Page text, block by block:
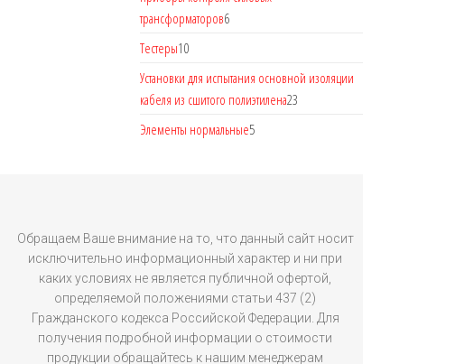
трансформаторов6
Тестеры10
Установки для испытания основной изоляции
кабеля из сшитого полиэтилена23
Элементы нормальные5
Обращаем Ваше внимание на то, что данный сайт носит
исключительно информационный характер и ни при
каких условиях не является публичной офертой,
определяемой положениями статьи 437 (2)
Гражданского кодекса Российской Федерации. Для
получения подробной информации о стоимости
продукции обращайтесь к нашим менеджерам